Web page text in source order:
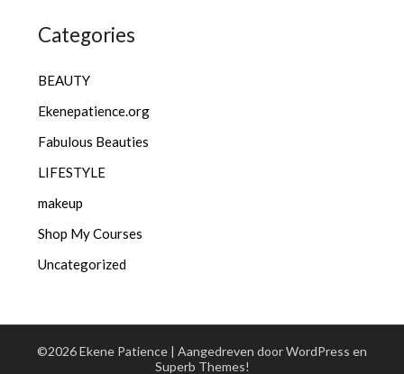
Categories
BEAUTY
Ekenepatience.org
Fabulous Beauties
LIFESTYLE
makeup
Shop My Courses
Uncategorized
©2026 Ekene Patience | Aangedreven door WordPress en
Superb Themes!